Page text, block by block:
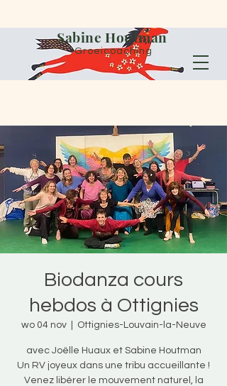
Sabine Houtman
Groeicoaching
Biodanza cours
hebdos à Ottignies
wo 04 nov
  |
Ottignies-Louvain-la-Neuve
avec Joëlle Huaux et Sabine Houtman
Un RV joyeux dans une tribu accueillante !
Venez libérer le mouvement naturel, la